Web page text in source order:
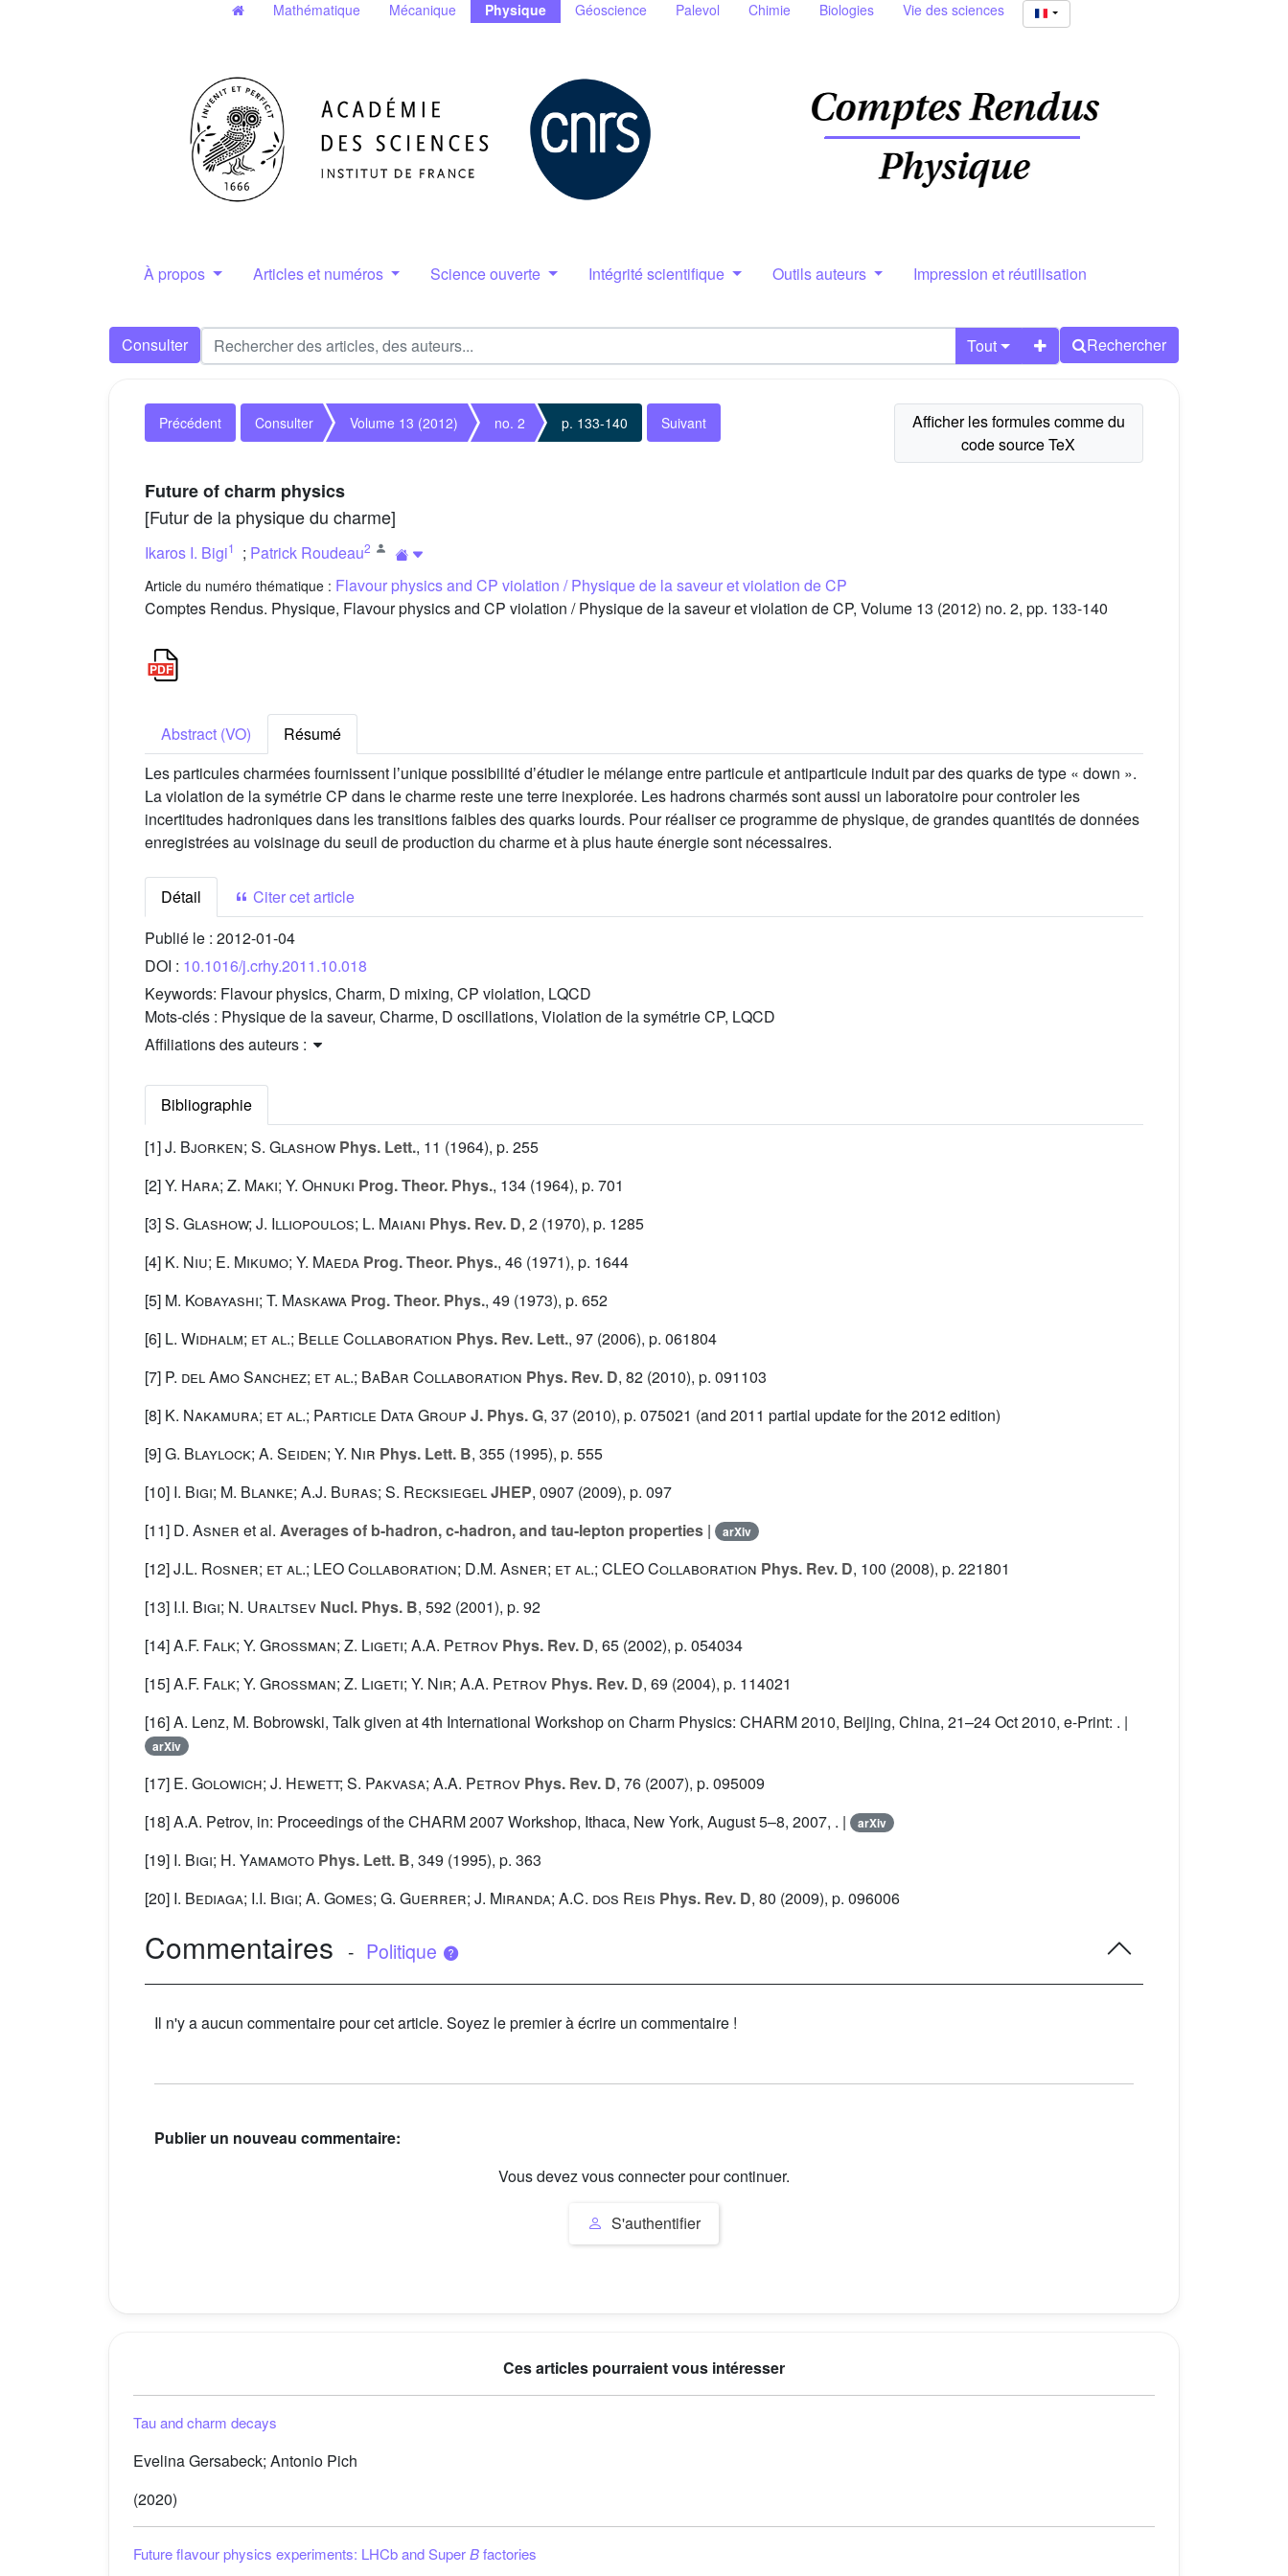
Mathématique Mécanique Physique Géoscience Palevol Chimie Biologies Vie des sciences
À propos Articles et numéros Science ouverte Intégrité scientifique Outils auteurs Impression et réutilisation
Consulter Tout Rechercher
Précédent Consulter Volume 13 (2012) no. 2 p. 133-140 Suivant
Future of charm physics
[Futur de la physique du charme]
Ikaros I. Bigi1 ; Patrick Roudeau2
Article du numéro thématique : Flavour physics and CP violation / Physique de la saveur et violation de CP
Comptes Rendus. Physique, Flavour physics and CP violation / Physique de la saveur et violation de CP, Volume 13 (2012) no. 2, pp. 133-140
Abstract (VO)
Résumé
Les particules charmées fournissent lʼunique possibilité dʼétudier le mélange entre particule et antiparticule induit par des quarks de type « down ».
La violation de la symétrie CP dans le charme reste une terre inexplorée. Les hadrons charmés sont aussi un laboratoire pour controler les
incertitudes hadroniques dans les transitions faibles des quarks lourds. Pour réaliser ce programme de physique, de grandes quantités de données
enregistrées au voisinage du seuil de production du charme et à plus haute énergie sont nécessaires.
Détail
Citer cet article
Publié le : 2012-01-04
DOI : 10.1016/j.crhy.2011.10.018
Keywords: Flavour physics, Charm, D mixing, CP violation, LQCD
Mots-clés : Physique de la saveur, Charme, D oscillations, Violation de la symétrie CP, LQCD
Affiliations des auteurs :
Bibliographie
[1]J. Bjorken; S. Glashow Phys. Lett., 11 (1964), p. 255
[2]Y. Hara; Z. Maki; Y. Ohnuki Prog. Theor. Phys., 134 (1964), p. 701
[3]S. Glashow; J. Illiopoulos; L. Maiani Phys. Rev. D, 2 (1970), p. 1285
[4] K. Niu; E. Mikumo; Y. Maeda Prog. Theor. Phys., 46 (1971), p. 1644
[5] M. Kobayashi; T. Maskawa Prog. Theor. Phys., 49 (1973), p. 652
[6] L. Widhalm; et al.; Belle Collaboration Phys. Rev. Lett., 97 (2006), p. 061804
[7] P. del Amo Sanchez; et al.; BaBar Collaboration Phys. Rev. D, 82 (2010), p. 091103
[8] K. Nakamura; et al.; Particle Data Group J. Phys. G, 37 (2010), p. 075021 (and 2011 partial update for the 2012 edition)
[9]G. Blaylock; A. Seiden; Y. Nir Phys. Lett. B, 355 (1995), p. 555
[10] I. Bigi; M. Blanke; A.J. Buras; S. RecksiegelJHEP, 0907 (2009), p. 097
[11] D. Asner et al. Averages of b-hadron, c-hadron, and tau-lepton properties | arXiv
[12]J.L. Rosner; et al.; LEO Collaboration; D.M. Asner; et al.; CLEO Collaboration Phys. Rev. D, 100 (2008), p. 221801
[13] I.I. Bigi; N. Uraltsev Nucl. Phys. B, 592 (2001), p. 92
[14]A.F. Falk; Y. Grossman; Z. Ligeti; A.A. Petrov Phys. Rev. D, 65 (2002), p. 054034
[15]A.F. Falk; Y. Grossman; Z. Ligeti; Y. Nir; A.A. Petrov Phys. Rev. D, 69 (2004), p. 114021
[16] A. Lenz, M. Bobrowski, Talk given at 4th International Workshop on Charm Physics: CHARM 2010, Beijing, China, 21–24 Oct 2010, e-Print: . |
arXiv
[17] E. Golowich; J. Hewett; S. Pakvasa; A.A. Petrov Phys. Rev. D, 76 (2007), p. 095009
[18] A.A. Petrov, in: Proceedings of the CHARM 2007 Workshop, Ithaca, New York, August 5–8, 2007, . |
arXiv
[19] I. Bigi; H. Yamamoto Phys. Lett. B, 349 (1995), p. 363
[20] I. Bediaga; I.I. Bigi; A. Gomes; G. Guerrer; J. Miranda; A.C. dos Reis Phys. Rev. D, 80 (2009), p. 096006
Commentaires - Politique
Il n'y a aucun commentaire pour cet article. Soyez le premier à écrire un commentaire !
Publier un nouveau commentaire:
Vous devez vous connecter pour continuer.
S'authentifier
Ces articles pourraient vous intéresser
Tau and charm decays
Evelina Gersabeck; Antonio Pich
(2020)
Future flavour physics experiments: LHCb and SuperBfactories